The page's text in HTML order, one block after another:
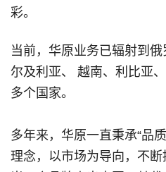
彩。
当前，华原业务已辐射到
尔及利亚、 越南、利比亚
多个国家。
多年来，华原一直秉承“品
理念，以市场为导向，不断